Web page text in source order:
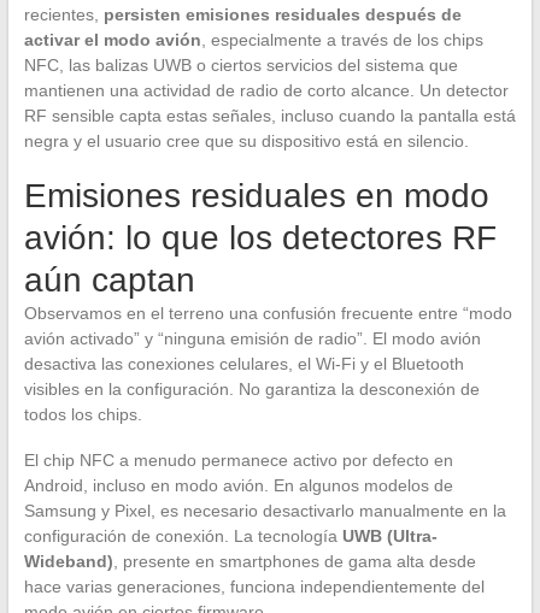
recientes, persisten emisiones residuales después de
activar el modo avión , especialmente a través de los chips
NFC, las balizas UWB o ciertos servicios del sistema que
mantienen una actividad de radio de corto alcance. Un detector
RF sensible capta estas señales, incluso cuando la pantalla está
negra y el usuario cree que su dispositivo está en silencio.
Emisiones residuales en modo
avión: lo que los detectores RF
aún captan
Observamos en el terreno una confusión frecuente entre “modo
avión activado” y “ninguna emisión de radio”. El modo avión
desactiva las conexiones celulares, el Wi-Fi y el Bluetooth
visibles en la configuración. No garantiza la desconexión de
todos los chips.
El chip NFC a menudo permanece activo por defecto en
Android, incluso en modo avión. En algunos modelos de
Samsung y Pixel, es necesario desactivarlo manualmente en la
configuración de conexión. La tecnología UWB (Ultra-
Wideband) , presente en smartphones de gama alta desde
hace varias generaciones, funciona independientemente del